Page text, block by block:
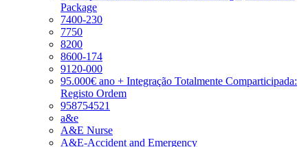
Package
7400-230
7750
8200
8600-174
9120-000
95.000€ ano + Integração Totalmente Comparticipada:
Registo Ordem
958754521
a&e
A&E Nurse
A&E-Accident and Emergency